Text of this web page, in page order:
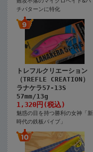
チパターンに特化
トレフルクリエーション
（TREFLE CREATION）
ラナケラ57-13S
57mm/13g
1,320円(税込)
魅惑の目を持つ勝利の女神「新
時代の鉄板バイブ」